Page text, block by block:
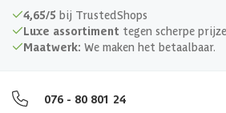
4,65/5 bij TrustedShops
Luxe assortiment tegen scherpe
Maatwerk: We maken het betaalbaar.
076 - 80 801 24